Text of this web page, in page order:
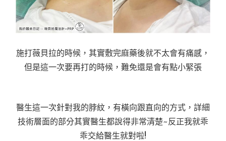
施打薇貝拉的時候，其實敷完麻藥後就不太會有痛感，
但是這一次要再打的時候，難免還是會有點小緊張
醫生這一次針對我的脖紋，有橫向跟直向的方式，詳細
技術層面的部分其實醫生都說得非常清楚~反正我就乖
乖交給醫生就對啦!